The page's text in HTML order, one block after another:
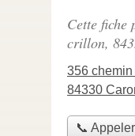
Cette fiche
crillon,
356
84330
📞